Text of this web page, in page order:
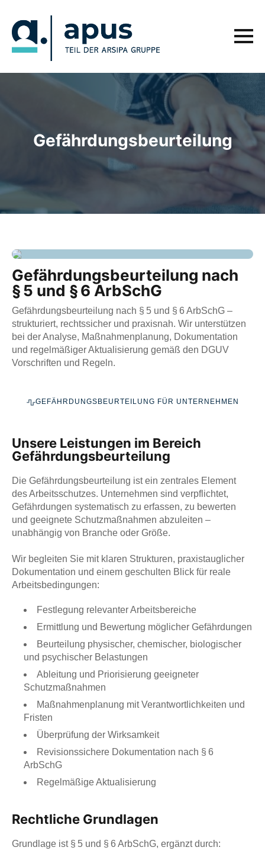
Gefährdungsbeurteilung
Gefährdungsbeurteilung nach
§ 5 und § 6 ArbSchG
Gefährdungsbeurteilung nach § 5 und § 6 ArbSchG –
strukturiert, rechtssicher und praxisnah. Wir unterstützen
bei der Analyse, Maßnahmenplanung, Dokumentation
und regelmäßiger Aktualisierung gemäß den DGUV
Vorschriften und Regeln.
GEFÄHRDUNGSBEURTEILUNG FÜR UNTERNEHMEN
Unsere Leistungen im Bereich
Gefährdungsbeurteilung
Die Gefährdungsbeurteilung ist ein zentrales Element
des Arbeitsschutzes. Unternehmen sind verpflichtet,
Gefährdungen systematisch zu erfassen, zu bewerten
und geeignete Schutzmaßnahmen abzuleiten –
unabhängig von Branche oder Größe.
Wir begleiten Sie mit klaren Strukturen, praxistauglicher
Dokumentation und einem geschulten Blick für reale
Arbeitsbedingungen:
Festlegung relevanter Arbeitsbereiche
Ermittlung und Bewertung möglicher Gefährdungen
Beurteilung physischer, chemischer, biologischer
und psychischer Belastungen
Ableitung und Priorisierung geeigneter
Schutzmaßnahmen
Maßnahmenplanung mit Verantwortlichkeiten und
Fristen
Überprüfung der Wirksamkeit
Revisionssichere Dokumentation nach § 6
ArbSchG
Regelmäßige Aktualisierung
Rechtliche Grundlagen
Grundlage ist § 5 und § 6 ArbSchG, ergänzt durch: